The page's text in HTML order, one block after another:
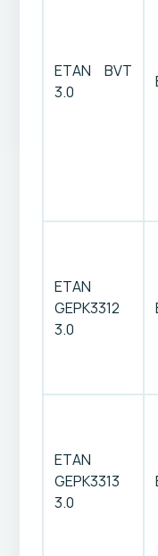
ETAN BVT
3.0
ETAN
GEPK3312
3.0
ETAN
GEPK3313
3.0